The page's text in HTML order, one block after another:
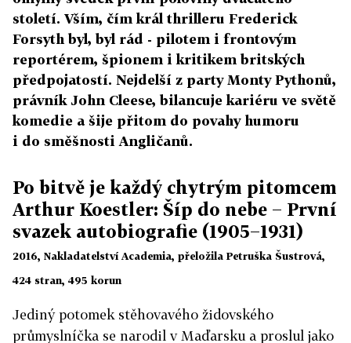
století. Vším, čím král thrilleru Frederick
Forsyth byl, byl rád - pilotem i frontovým
reportérem, špionem i kritikem britských
předpojatostí. Nejdelší z party Monty Pythonů,
právník John Cleese, bilancuje kariéru ve světě
komedie a šije přitom do povahy humoru
i do směšnosti Angličanů.
Po bitvě je každý chytrým pitomcem
Arthur Koestler: Šíp do nebe − První
svazek autobiografie (1905−1931)
2016, Nakladatelství Academia, přeložila Petruška Šustrová,
424 stran, 495 korun
Jediný potomek stěhovavého židovského
průmyslníčka se narodil v Maďarsku a proslul jako